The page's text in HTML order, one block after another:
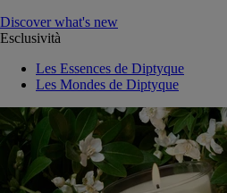
Discover what's new
Esclusività
Les Essences de Diptyque
Les Mondes de Diptyque